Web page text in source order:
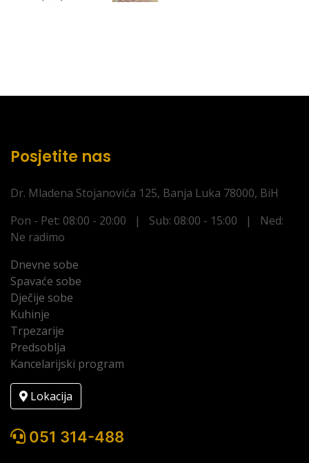
Posjetite nas
Dr. Mladena Stojanovića 125, Banja Luka 78000, BiH
Pon - Pet: 08:00 - 20:00 | Sub: 08:00 - 15:00 | Ned:
Ne radimo
Dnevne sobe
Spavaće sobe
Dječije sobe
Kuhinje
Trpezarije
Predsoblja
Kancelarijski program
Lokacija
051 314-488